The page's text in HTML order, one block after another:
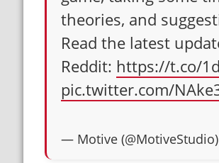
theories, and
Read the latest
Reddit: https://t.co/
pic.twitter.com/
— Motive (@MotiveStudio)